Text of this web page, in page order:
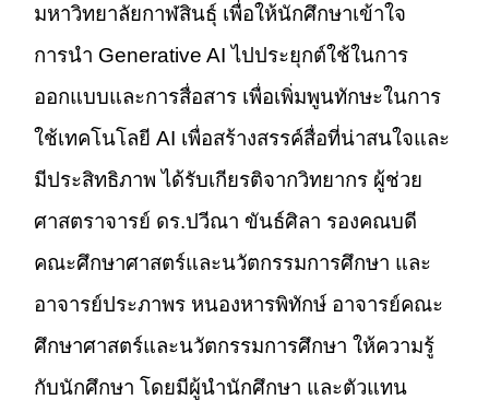
มหาวิทยาลัยกาฬสินธุ์ เพื่อให้นักศึกษาเข้าใจ
การนำ Generative AI ไปประยุกต์ใช้ในการ
ออกแบบและการสื่อสาร เพื่อเพิ่มพูนทักษะในการ
ใช้เทคโนโลยี AI เพื่อสร้างสรรค์สื่อที่น่าสนใจและ
มีประสิทธิภาพ ได้รับเกียรติจากวิทยากร ผู้ช่วย
ศาสตราจารย์ ดร.ปวีณา ขันธ์ศิลา รองคณบดี
คณะศึกษาศาสตร์และนวัตกรรมการศึกษา และ
อาจารย์ประภาพร หนองหารพิทักษ์ อาจารย์คณะ
ศึกษาศาสตร์และนวัตกรรมการศึกษา ให้ความรู้
กับนักศึกษา โดยมีผู้นำนักศึกษา และตัวแทน